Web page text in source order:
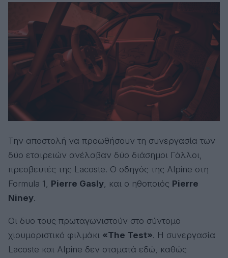
Την αποστολή να προωθήσουν τη συνεργασία των
δύο εταιρειών ανέλαβαν δύο διάσημοι Γάλλοι,
πρεσβευτές της Lacoste. Ο οδηγός της Alpine στη
Formula 1, Pierre Gasly, και ο ηθοποιός Pierre
Niney.
Οι δυο τους πρωταγωνιστούν στο σύντομο
χιουμοριστικό φιλμάκι «The Test». Η συνεργασία
Lacoste και Alpine δεν σταματά εδώ, καθώς